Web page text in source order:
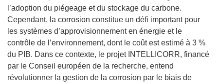
l’adoption du piégeage et du stockage du carbone.
Cependant, la corrosion constitue un défi important pour
les systèmes d’approvisionnement en énergie et le
contrôle de l’environnement, dont le coût est estimé à 3 %
du PIB. Dans ce contexte, le projet INTELLICORR, financé
par le Conseil européen de la recherche, entend
révolutionner la gestion de la corrosion par le biais de